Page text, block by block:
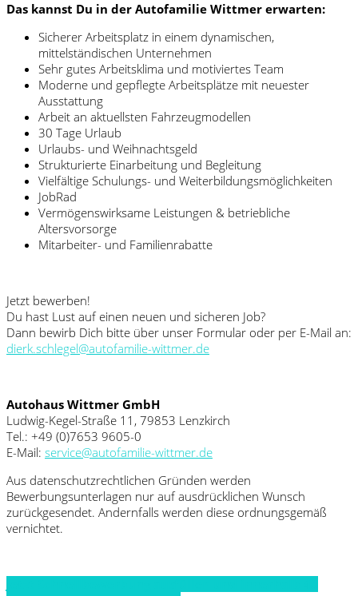
Das kannst Du in der Autofamilie Wittmer erwarten:
Sicherer Arbeitsplatz in einem dynamischen,
mittelständischen Unternehmen
Sehr gutes Arbeitsklima und motiviertes Team
Moderne und gepflegte Arbeitsplätze mit neuester
Ausstattung
Arbeit an aktuellsten Fahrzeugmodellen
30 Tage Urlaub
Urlaubs- und Weihnachtsgeld
Strukturierte Einarbeitung und Begleitung
Vielfältige Schulungs- und Weiterbildungsmöglichkeiten
JobRad
Vermögenswirksame Leistungen & betriebliche
Altersvorsorge
Mitarbeiter- und Familienrabatte
Jetzt bewerben!
Du hast Lust auf einen neuen und sicheren Job?
Dann bewirb Dich bitte über unser Formular oder per E-Mail an:
dierk.schlegel@autofamilie-wittmer.de
Autohaus Wittmer GmbH
Ludwig-Kegel-Straße 11, 79853 Lenzkirch
Tel.: +49 (0)7653 9605-0
E-Mail: service@autofamilie-wittmer.de
Aus datenschutzrechtlichen Gründen werden
Bewerbungsunterlagen nur auf ausdrücklichen Wunsch
zurückgesendet. Andernfalls werden diese ordnungsgemäß
vernichtet.